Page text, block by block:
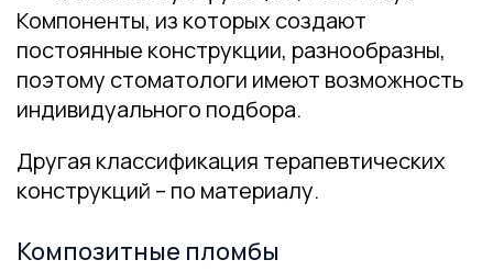
Компоненты, из которых создают
постоянные конструкции, разнообразны,
поэтому стоматологи имеют возможность
индивидуального подбора.
Другая классификация терапевтических
конструкций – по материалу.
Композитные пломбы